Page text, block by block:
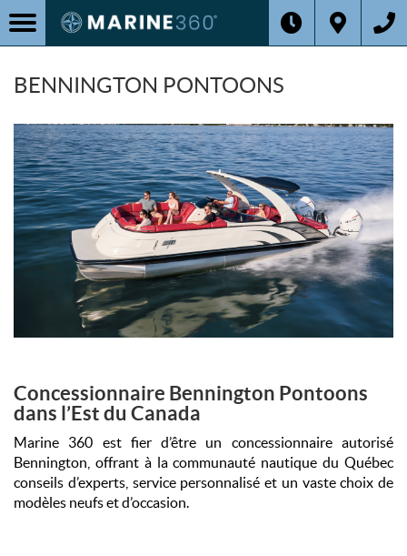
BENNINGTON PONTOONS
Concessionnaire Bennington Pontoons
dans l’Est du Canada
Marine 360 est fier d’être un concessionnaire autorisé
Bennington, offrant à la communauté nautique du Québec
conseils d’experts, service personnalisé et un vaste choix de
modèles neufs et d’occasion.